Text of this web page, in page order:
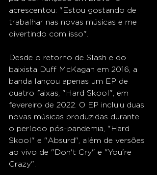
acrescentou: "Estou gostando de
trabalhar nas novas músicas e me
divertindo com isso".
Desde o retorno de Slash e do
baixista Duff McKagan em 2016, a
banda lançou apenas um EP de
quatro faixas, "Hard Skool", em
fevereiro de 2022. O EP incluiu duas
novas músicas produzidas durante
o período pós-pandemia, "Hard
Skool" e "Absurd", além de versões
ao vivo de "Don't Cry" e "You're
Crazy".